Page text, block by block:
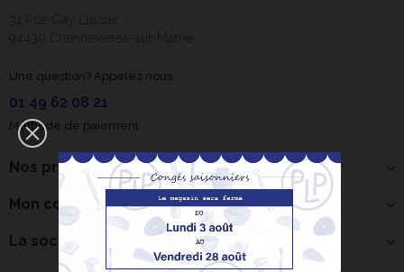
Bonjour ! Je suis
votre expert IA
Une question? Appelez nous
01 49 62 08 21
Méthode de paiement
Nos produits
Mon compte
La société